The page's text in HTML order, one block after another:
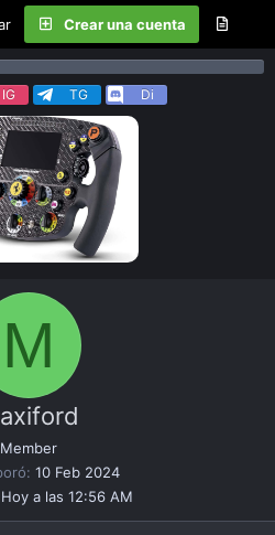
Crear una cuenta
IG TG Di
M
Member
10 Feb 2024
Hoy a las 12:56 AM